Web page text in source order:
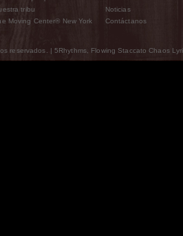
tribu
Moving Center® New York
Noticias
Contáctanos
reservados. | 5Rhythms, Flowing Staccato Chaos